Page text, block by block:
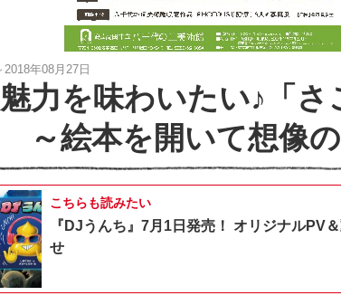
年08月27日
力を味わいたい♪「さ
～絵本を開いて想像の
こちらも読みたい
『DJうんち』7月1日発売！ オリジナルPV
せ